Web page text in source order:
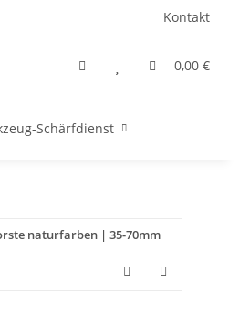
Kontakt
0,00 €
Schärfdienst
naturfarben | 35-70mm